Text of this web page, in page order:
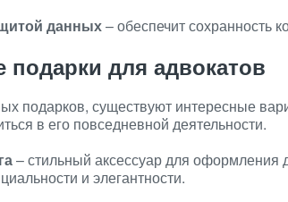
данных– обеспечит сохранность
подарки для адвокатов
подарков, существуют интересные
в его повседневной деятельности.
– стильный аксессуар для оформления
и элегантности.